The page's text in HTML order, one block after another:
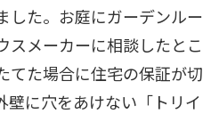
した。お庭にガーデンルー
スメーカーに相談したとこ
てた場合に住宅の保証が切
壁に穴をあけない「トリイ